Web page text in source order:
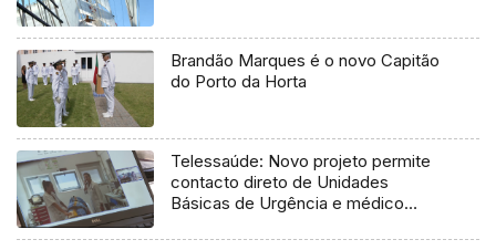
Brandão Marques é o novo Capitão
do Porto da Horta
Telessaúde: Novo projeto permite
contacto direto de Unidades
Básicas de Urgência e médico